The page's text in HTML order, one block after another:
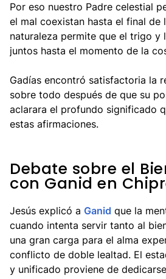
Por eso nuestro Padre celestial
el mal coexistan hasta el final de
naturaleza permite que el trigo y
juntos hasta el momento de la
Gadías encontró satisfactoria la
sobre todo después de que su
aclarara el profundo significado
estas afirmaciones.
Debate sobre el
con Ganid en
Jesús explicó a Ganid que la
cuando intenta servir tanto al
una gran carga para el alma
conflicto de doble lealtad. El
y unificado proviene de